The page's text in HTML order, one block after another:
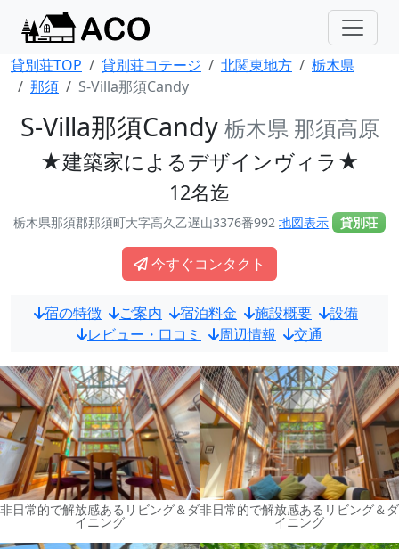
貸別荘TOP 貸別荘コテージ 北関東地方
栃木県
那須
S-Villa那須Candy
S-Villa那須Candy 栃木県 那須高原
★建築家によるデザインヴィラ★
12名迄
栃木県那須郡那須町大字高久乙遅山3376番992地図表示 貸別荘
今すぐコンタクト
宿の特徴 ご案内 宿泊料金 施設概要
設備
レビュー・口コミ
周辺情報 交通
非日常的で解放感あるリビング＆ダ
イニング
非日常的で解放感あるリビング＆ダ
イニング